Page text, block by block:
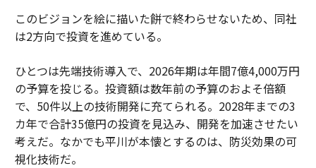
このビジョンを絵に描いた餅で終わらせないため、同社
は2方向で投資を進めている。
ひとつは先端技術導入で、2026年期は年間7億4,000万円
の予算を投じる。投資額は数年前の予算のおよそ倍額
で、50件以上の技術開発に充てられる。2028年までの3
カ年で合計35億円の投資を見込み、開発を加速させたい
考えだ。なかでも平川が本懐とするのは、防災効果の可
視化技術だ。